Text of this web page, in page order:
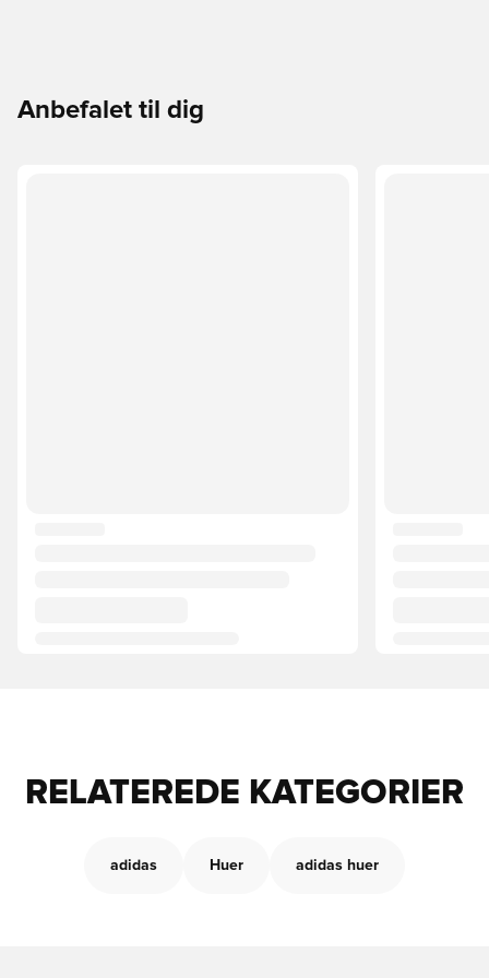
Anbefalet til dig
RELATEREDE KATEGORIER
adidas Huer adidas huer